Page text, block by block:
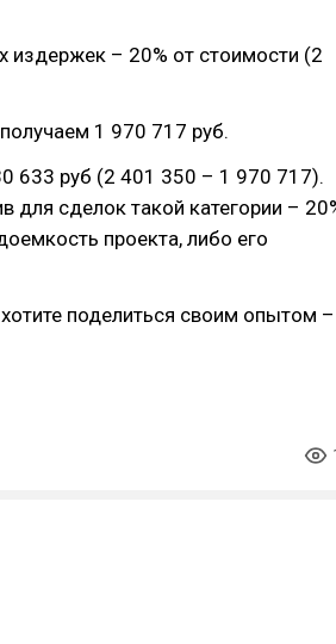
– 20% от стоимости (2
1 970 717 руб.
633 руб (2 401 350 – 1 970 717).
для сделок такой категории –
проекта, либо его
поделиться своим опытом –